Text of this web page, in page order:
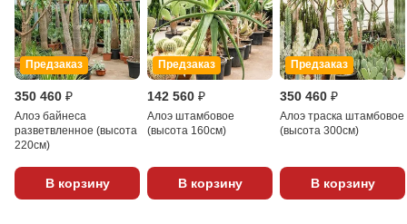
Предзаказ
350 460 ₽
Алоэ байнеса
разветвленное (высота
220см)
В корзину
Предзаказ
142 560 ₽
Алоэ штамбовое
(высота 160см)
В корзину
Предзаказ
350 460 ₽
Алоэ траска штамбовое
(высота 300см)
В корзину